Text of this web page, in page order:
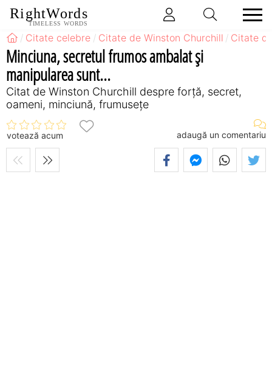
RightWords
TIMELESS WORDS
Citate celebre Citate de Winston Churchill Citate
Minciuna, secretul frumos ambalat şi
manipularea sunt...
Citat de Winston Churchill despre forță, secret,
oameni, minciună, frumusețe
votează acum adaugă un comentariu